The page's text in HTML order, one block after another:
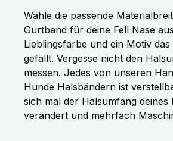
Wähle die passende
Gurtband für deine Fell Nase
Lieblingsfarbe und ein Motiv
gefällt. Vergesse nicht den
messen. Jedes von unseren
Hunde Halsbändern ist
sich mal der Halsumfang deines
verändert und mehrfach